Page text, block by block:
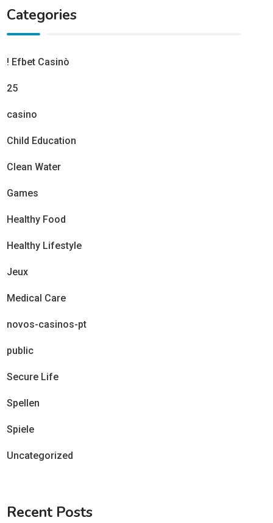
Categories
! Efbet Casinò
25
casino
Child Education
Clean Water
Games
Healthy Food
Healthy Lifestyle
Jeux
Medical Care
novos-casinos-pt
public
Secure Life
Spellen
Spiele
Uncategorized
Recent Posts